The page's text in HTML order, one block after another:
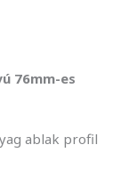
76mm-es
ablak profil